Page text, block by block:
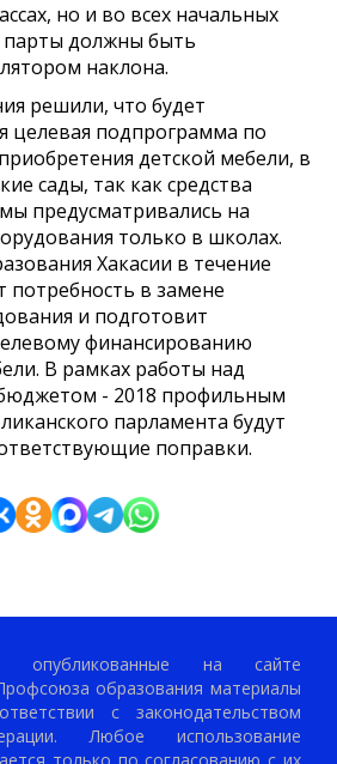
но и во всех начальных
парты должны быть
наклона.
решили, что будет
целевая подпрограмма по
детской мебели, в
сады, так как средства
предусматривались на
только в школах.
Хакасии в течение
потребность в замене
и подготовит
финансированию
В рамках работы над
- 2018 профильным
парламента будут
поправки.
на сайте
образования материалы
с законодательством
Любое использование